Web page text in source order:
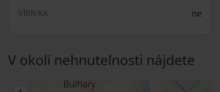
VÍRIVKA ne
V okolí nehnuteľnosti nájdete